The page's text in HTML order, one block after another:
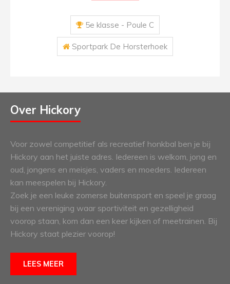
5e klasse - Poule C
Sportpark De Horsterhoek
Over Hickory
Voor zowel competitief als recreatief honkbal ben je bij
Hickory aan het juiste adres. Iedereen is welkom, jong en
oud, jongens en meisjes, vaders en moeders. Iedereen
kan meespelen bij Hickory.
Zoek je een leuke zomerse buitensport en speel je graag
bij een vereniging waar sportiviteit en gezelligheid
voorop staan, kom dan een keer kijken of meetrainen. Bij
Hickory staat plezier voorop!
LEES MEER